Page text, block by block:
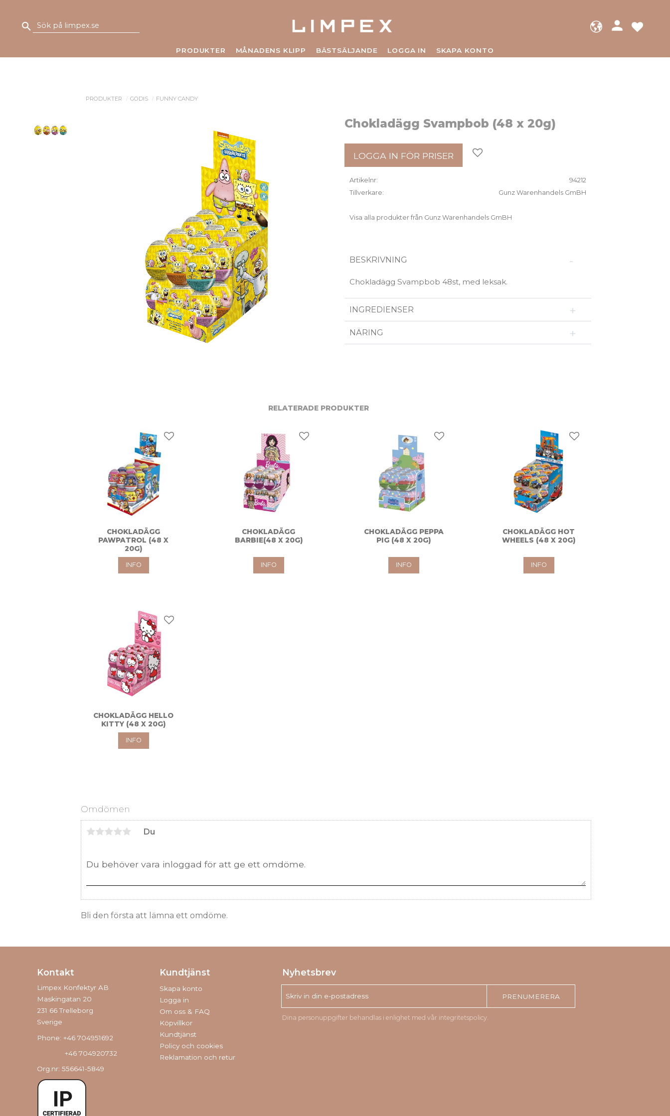
person
PRODUKTER MÅNADENS KLIPP BÄSTSÄLJANDE LOGGA IN SKAPA KONTO
PRODUKTER GODIS FUNNY CANDY
Chokladägg Svampbob (48 x 20g)
LOGGA IN FÖR PRISER
Artikelnr
94212
Tillverkare
Gunz Warenhandels GmBH
Visa alla produkter från Gunz Warenhandels GmBH
BESKRIVNING
Chokladägg Svampbob 48st, med leksak.
INGREDIENSER
NÄRING
Omdömen
Du
Bli den första att lämna ett omdöme.
RELATERADE PRODUKTER
CHOKLADÄGG
PAWPATROL (48 X
20G)
Lägg till i favoriter
INFO
CHOKLADÄGG
BARBIE(48 X 20G)
Lägg till i favoriter
INFO
CHOKLADÄGG PEPPA
PIG (48 X 20G)
Lägg till i favoriter
INFO
CHOKLADÄGG HOT
WHEELS (48 X 20G)
Lägg till i favoriter
INFO
CHOKLADÄGG HELLO
KITTY (48 X 20G)
Lägg till i favoriter
INFO
Kontakt
Limpex Konfektyr AB
Maskingatan 20
231 66 Trelleborg
Sverige
Phone: +46 704951692
+46 704920732
Org.nr: 556641-5849
Kundtjänst
Skapa konto
Logga in
Om oss & FAQ
Köpvillkor
Kundtjänst
Policy och cookies
Reklamation och retur
Nyhetsbrev
PRENUMERERA
Dina personuppgifter behandlas i enlighet med vår integritetspolicy.